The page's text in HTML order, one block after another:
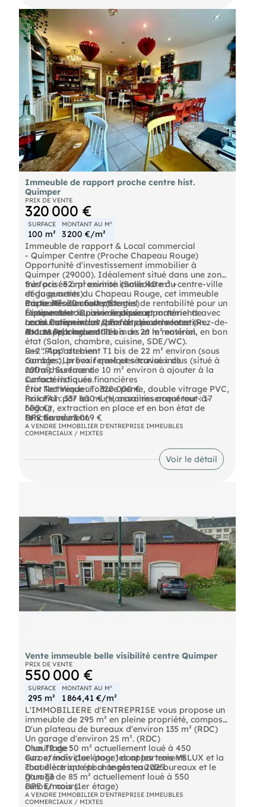
Immeuble de rapport proche centre hist.
Quimper
PRIX DE VENTE
320 000 €
SURFACE
100 m²
MONTANT AU M²
3 200 €/m²
Immeuble de rapport & Local commercial
- Quimper Centre (Proche Chapeau Rouge)
Opportunité d'investissement immobilier à
Quimper (29000). Idéalement situé dans une zone
très prisée à proximité immédiate du centre-ville
et du quartier du Chapeau Rouge, cet immeuble
mixte offre un fort potentiel de rentabilité pour un
restaurateur ou un investisseur.
Local Commercial & Fonds de commerce (Rez-de-
chaussée)
Surface : 52 m² environ (Salle 40 m² +
dégagements).
Capacité : 30 couverts.
Équipement : Cuisine équipée et matériel de
restauration inclus dans le prix de vente.
Atout : Prix incluant les murs et le matériel.
Partie Résidentielle (Étages)
L'immeuble dispose de deux appartements avec
accès indépendant, parfaits pour la location
courte ou longue durée :
R+1 : Appartement T1 bis de 26 m² environ, en bon
état (Salon, chambre, cuisine, SDE/WC).
R+2 : Appartement T1 bis de 22 m² environ (sous
combles), prévoir quelques travaux de
rafraîchissement.
Les "Plus" du bien
Garage : Un box fermé et sécurisé inclus (situé à
200m). Surface de 10 m² environ à ajouter à la
surface indiquée.
État Technique : Toiture pente, double vitrage PVC,
isolation par les murs, assainissement tout-à-
l'égout, extraction en place et en bon état de
fonctionnement.
Emplacement stratégique : Proche commerces,
écoles et transports.
Caractéristiques financières
Prix Net Vendeur : 320 000 €
Prix FAI : 337 600 € (Honoraires acquéreur : 17
600 €)
Prix au m² : 3 069 €
Surface totale : 110 m²
DPE En cours
A VENDRE IMMOBILIER D'ENTREPRISE IMMEUBLES
COMMERCIAUX / MIXTES
Voir le détail
Vente immeuble belle visibilité centre Quimper
PRIX DE VENTE
550 000 €
SURFACE
295 m²
MONTANT AU M²
1 864,41 €/m²
L'IMMOBILIERE d'ENTREPRISE vous propose un
immeuble de 295 m² en pleine propriété, composé
:D'un plateau de bureaux d'environ 135 m² (RDC)
Un garage d'environ 25 m². (RDC)
D'un T2 de 50 m² actuellement loué à 450
euros/mois (1er étage) dont les trois VELUX et la
chaudière ont été changés en 2025.
D'un T3 de 85 m² actuellement loué à 550
euros/mois (1er étage)
Chauffage :
Gaz et individuel pour les appartements
Tout électrique pour le plateau de bureaux et le
garage
DPE En cours
A VENDRE IMMOBILIER D'ENTREPRISE IMMEUBLES
COMMERCIAUX / MIXTES